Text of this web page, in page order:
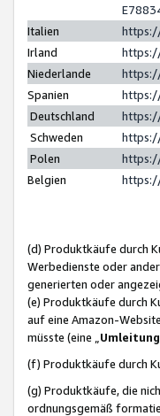
Italien
Irland
Niederlande
Spanien
Deutschland
Schweden
Polen
Belgien
(d) Produktkäufe durch
Werbedienste oder
generierten oder
(e) Produktkäufe durch
auf eine Amazon-
müsste (eine „ Umleitung
(f) Produktkäufe durch
(g) Produktkäufe, die
ordnungsgemäß